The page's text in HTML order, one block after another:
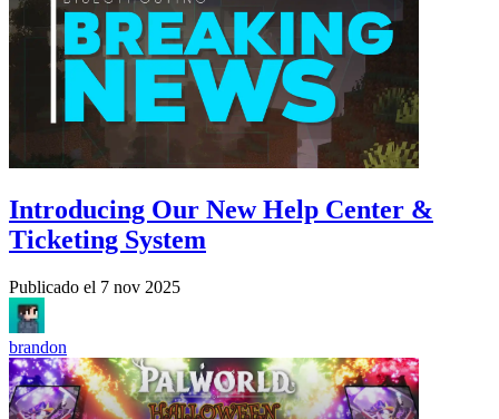
Introducing Our New Help Center &
Ticketing System
Publicado el 7 nov 2025
brandon